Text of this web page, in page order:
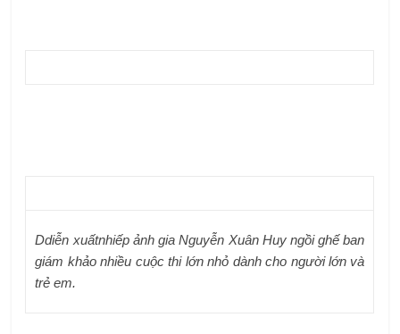
Ddiễn xuấtnhiếp ảnh gia Nguyễn Xuân Huyngồi ghế ban
giám khảo nhiều cuộc thi lớn nhỏ dành cho người lớn và
trẻ em.